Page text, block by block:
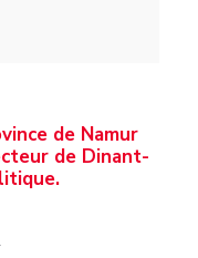
de Namur
de Dinant-